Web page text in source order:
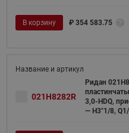
В корзину ₽ 354 583.75
021H8282R
Ридан
3,0-HDQ,
— H3"1/8,